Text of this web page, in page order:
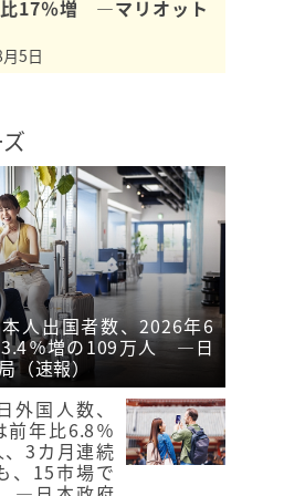
17％増 ―マリオット
5日
人出国者数、2026年6
3.4％増の109万人 ―日
（速報）
外国人数、
前年比6.8％
3カ月連続
、15市場で